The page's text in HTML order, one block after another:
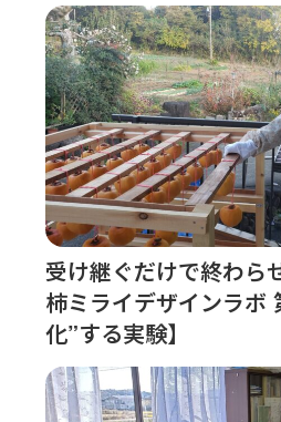
受け継ぐだけで終わ
柿ミライデザインラボ
化”する実験】